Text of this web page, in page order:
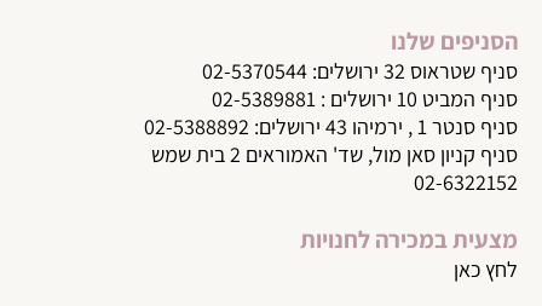
הסניפים שלנו
סניף שטראוס 32 ירושלים: 02-5370544
סניף המביט 10 ירושלים : 02-5389881
סניף סנטר 1 , ירמיהו 43 ירושלים: 02-5388892
סניף קניון סאן מול, שד' האמוראים 2 בית שמש
02-6322152
מצעית במכירה לחנויות
לחץ כאן